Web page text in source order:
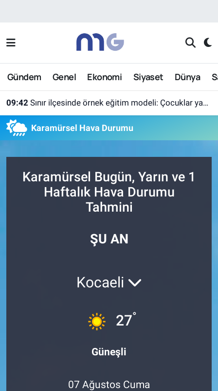
Gündem Genel Ekonomi Siyaset Dünya
09:42 Sınır ilçesinde örnek eğitim modeli: Çocuklar yazın ekran yerine etkinlikleri seçti
Karamürsel Hava Durumu
Karamürsel Bugün, Yarın ve 1
Haftalık Hava Durumu
Tahmini
ŞU AN
Kocaeli
27°
Güneşli
07 Ağustos Cuma
Nöbetçi Eczaneler
Hava Durumu
Son Dakika Haberleri